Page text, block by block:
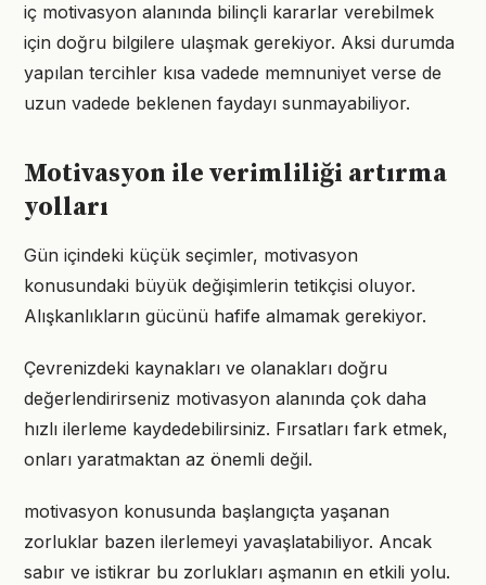
iç motivasyon alanında bilinçli kararlar verebilmek
için doğru bilgilere ulaşmak gerekiyor. Aksi durumda
yapılan tercihler kısa vadede memnuniyet verse de
uzun vadede beklenen faydayı sunmayabiliyor.
Motivasyon ile verimliliği artırma
yolları
Gün içindeki küçük seçimler, motivasyon
konusundaki büyük değişimlerin tetikçisi oluyor.
Alışkanlıkların gücünü hafife almamak gerekiyor.
Çevrenizdeki kaynakları ve olanakları doğru
değerlendirirseniz motivasyon alanında çok daha
hızlı ilerleme kaydedebilirsiniz. Fırsatları fark etmek,
onları yaratmaktan az önemli değil.
motivasyon konusunda başlangıçta yaşanan
zorluklar bazen ilerlemeyi yavaşlatabiliyor. Ancak
sabır ve istikrar bu zorlukları aşmanın en etkili yolu.